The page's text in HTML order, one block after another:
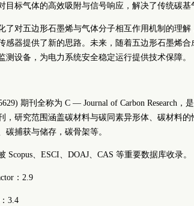
目标气体的高效吸附与信号响应，解决了传统碳基
了对五边形石墨烯与气体分子相互作用机制的理
感器提供了新的思路。未来，随着五边形石墨烯
测设备，为电力系统安全稳定运行提供技术保障。
期刊全称为 C — Journal of Carbon Research，
，研究范围涵盖碳材料与碳同素异形体、碳材料的
碳捕获与储存，碳骨架等。
Scopus、ESCI、DOAJ、CAS 等重要数据库收录。
：2.9
3.4